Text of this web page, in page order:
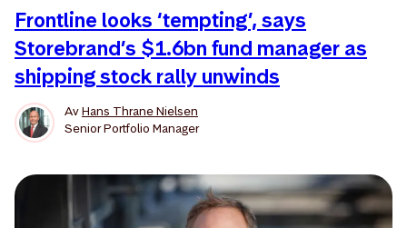
Frontline looks ‘tempting’, says
Storebrand’s $1.6bn fund manager as
shipping stock rally unwinds
AvHans Thrane Nielsen
Senior Portfolio Manager